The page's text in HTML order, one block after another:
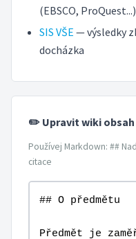
(EBSCO, ProQuest...)
SIS VŠE — výsledky
docházka
✏️ Upravit wiki obsah
Používej Markdown: ##
citace